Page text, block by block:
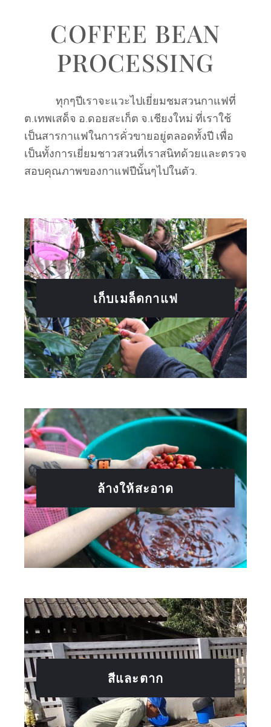
COFFEE BEAN
PROCESSING
ทุกๆปีเราจะแวะไปเยี่ยมชมสวนกาแฟที่
ต.เทพเสด็จ อ.ดอยสะเก็ต จ.เชียงใหม่ ที่เราใช้
เป็นสารกาแฟในการคั่วขายอยู่ตลอดทั้งปี เพื่อ
เป็นทั้งการเยี่ยมชาวสวนที่เราสนิทด้วยและตรวจ
สอบคุณภาพของกาแฟปีนั้นๆไปในตัว.
เก็บเมล็ดกาแฟ
ล้างให้สะอาด
สีและตาก